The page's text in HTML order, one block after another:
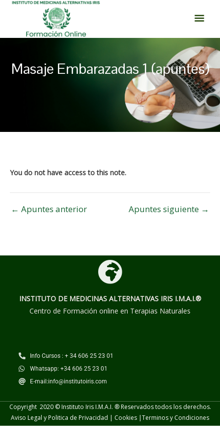
contenido
Masaje Embarazadas 1 (apuntes)
You do not have access to this note.
entradas
← Apuntes anterior Apuntes siguiente →
INSTITUTO DE MEDICINAS ALTERNATIVAS IRIS I.M.A.I.®
Centro de Formación online en Terapias Naturales
Info Cursos : + 34 606 25 23 01
Whatsapp: +34 606 25 23 01
E-mail:info@institutoiris.com
Copyright 2020 © Instituto Iris I.M.A.I. ® Reservados todos los derechos.
Aviso Legal y Politica de Privacidad | Cookies |Terminos y Condiciones